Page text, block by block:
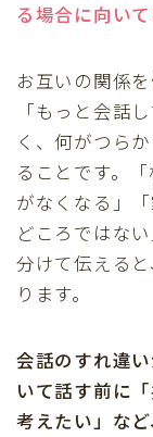
る場合に向いて
お互いの関係
「もっと会話
く、何がつら
ることです。
がなくなる」
どころではな
分けて伝える
ります。
会話のすれ違
いて話す前に
考えたい」な